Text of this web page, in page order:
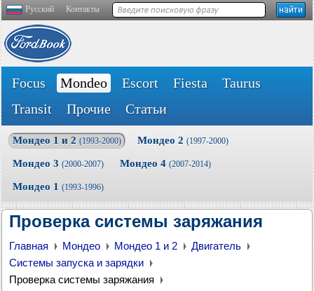
Русский Контакты
Focus Mondeo Escort Fiesta
Taurus
Transit
Прочие Статьи
Мондео 1 и 2 (1993-2000) Мондео 2 (1997-2000)
Мондео 3 (2000-2007) Мондео 4 (2007-2014)
Мондео 1 (1993-1996)
Проверка системы заряжания
Главная Мондео Мондео 1 и 2
Двигатель
Системы запуска и зарядки
Проверка системы заряжания